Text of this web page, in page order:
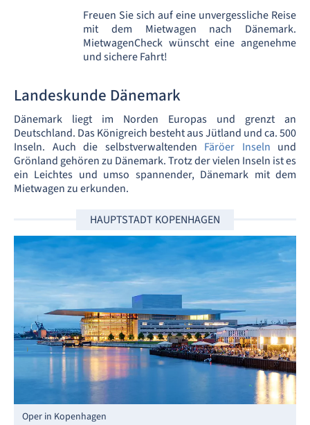
Freuen Sie sich auf eine unvergessliche Reise
mit dem Mietwagen nach Dänemark.
MietwagenCheck wünscht eine angenehme
und sichere Fahrt!
Landeskunde Dänemark
Dänemark liegt im Norden Europas und grenzt an
Deutschland. Das Königreich besteht aus Jütland und ca. 500
Inseln. Auch die selbstverwaltenden Färöer Inseln und
Grönland gehören zu Dänemark. Trotz der vielen Inseln ist es
ein Leichtes und umso spannender, Dänemark mit dem
Mietwagen zu erkunden.
HAUPTSTADT KOPENHAGEN
Oper in Kopenhagen